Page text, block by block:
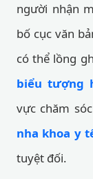
người nhận
bố cục văn
có thể lồng
biểu tượng
vực chăm
nha khoa y
tuyệt đối.